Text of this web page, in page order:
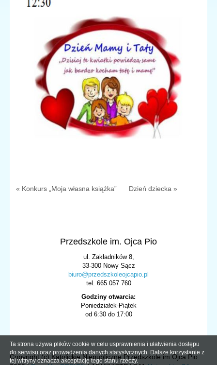
« Konkurs „Moja własna książka” Dzień dziecka »
Przedszkole im. Ojca Pio
ul. Zakładników 8,
33-300 Nowy Sącz
biuro@przedszkoleojcapio.pl
tel. 665 057 760
Godziny otwarcia:
Poniedziałek-Piątek
od 6:30 do 17:00
Copyright (c) Katolickie Niepubliczne Przedszkole im.Ojca Pio
Ta strona używa plików cookie w celu usprawnienia i ułatwienia dostępu
do serwisu oraz prowadzenia danych statystycznych. Dalsze korzystanie z
tej witryny oznacza akceptację tego stanu rzeczy.